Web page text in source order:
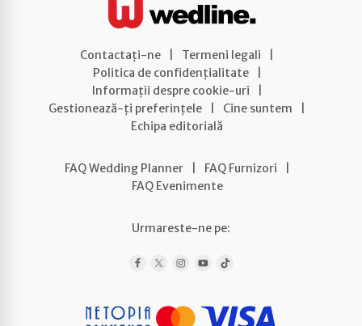
Contactați-ne Termeni legali
Politica de confidențialitate
Informații despre cookie-uri
Gestionează-ți preferințele
Cine suntem
Echipa editorială
FAQ Wedding Planner FAQ Furnizori
FAQ Evenimente
Urmareste-ne pe: